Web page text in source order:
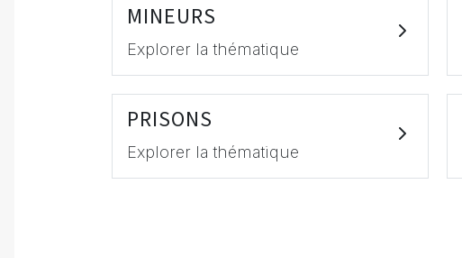
MINEURS
Explorer la thématique
PRISONS
Explorer la thématique